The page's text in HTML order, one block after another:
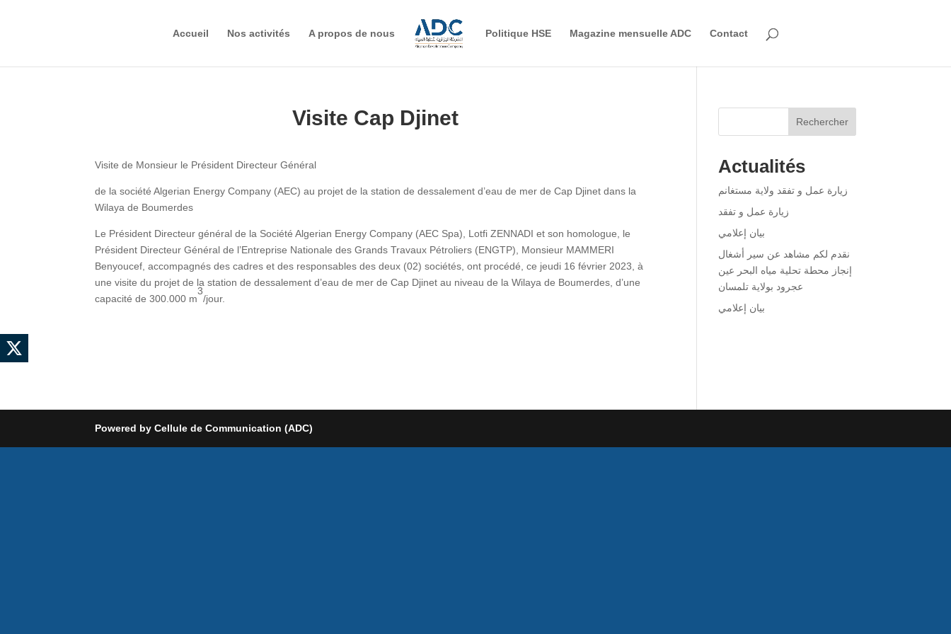
Accueil Nos activités A propos de nous Politique HSE Magazine mensuelle ADC Contact
Visite Cap Djinet
Visite de Monsieur le Président Directeur Général
de la société Algerian Energy Company (AEC) au projet de la station de dessalement d’eau de mer de Cap Djinet dans la
Wilaya de Boumerdes
Le Président Directeur général de la Société Algerian Energy Company (AEC Spa), Lotfi ZENNADI et son homologue, le
Président Directeur Général de l’Entreprise Nationale des Grands Travaux Pétroliers (ENGTP), Monsieur MAMMERI
Benyoucef, accompagnés des cadres et des responsables des deux (02) sociétés, ont procédé, ce jeudi 16 février 2023, à
une visite du projet de la station de dessalement d’eau de mer de Cap Djinet au niveau de la Wilaya de Boumerdes, d’une
capacité de 300.000 m
3
/jour.
Rechercher
Actualités
زيارة عمل و تفقد ولاية مستغانم
زيارة عمل و تفقد
بيان إعلامي
نقدم لكم مشاهد عن سير أشغال
إنجاز محطة تحلية مياه البحر عين
عجرود بولاية تلمسان
بيان إعلامي
Powered by Cellule de Communication (ADC)